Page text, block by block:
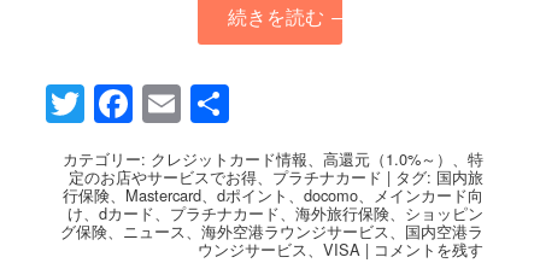
続きを読む →
Twitter
Facebook
Email
有
カテゴリー: クレジットカード情報、高還元（1.0%～） 、特
定のお店やサービスでお得、 プラチナカード | タグ: 国内旅
行保険、 Mastercard、dポイント 、docomo、 メインカード向
け、dカード、 プラチナカード、海外旅行保険、 ショッピン
グ保険、 ニュース、海外空港ラウンジサービス、 国内空港ラ
ウンジサービス、VISA | コメントを残す